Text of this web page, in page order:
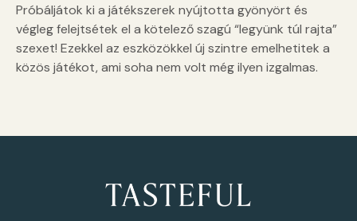
Próbáljátok ki a játékszerek nyújtotta gyönyört és
végleg felejtsétek el a kötelező szagú “legyünk túl rajta”
szexet! Ezekkel az eszközökkel új szintre emelhetitek a
közös játékot, ami soha nem volt még ilyen izgalmas.